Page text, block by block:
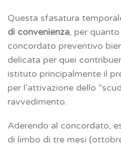
Questa sfasatura
di convenienza, per quanto
concordato preventivo
delicata per quei
istituto principalmente il
per l’attivazione dello
ravvedimento.
Aderendo al concordato,
di limbo di tre mesi